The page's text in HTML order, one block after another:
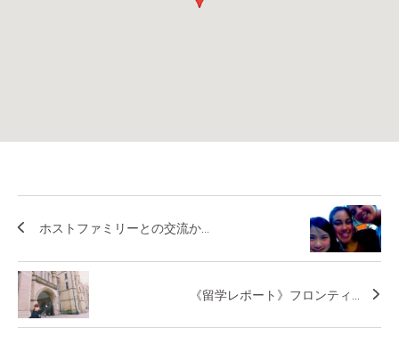
ホストファミリーとの交流か...
《留学レポート》フロンティ...